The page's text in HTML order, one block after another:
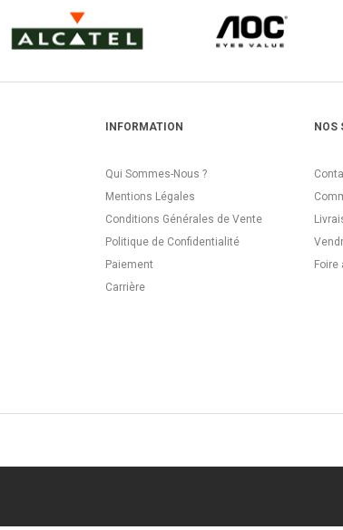
INFORMATION
Qui Sommes-Nous ?
Mentions Légales
Conditions Générales de Vente
Politique de Confidentialité
Paiement
Carrière
NOS